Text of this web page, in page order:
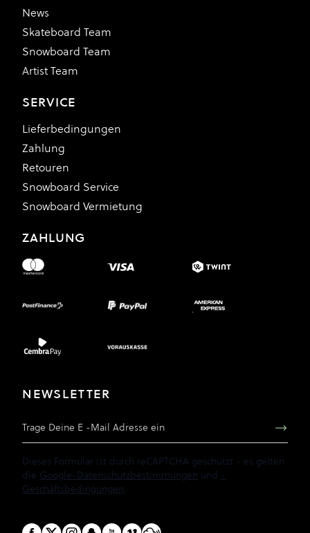
News
Skateboard Team
Snowboard Team
Artist Team
SERVICE
Lieferbedingungen
Zahlung
Retouren
Snowboard Service
Snowboard Vermietung
ZAHLUNG
NEWSLETTER
Dieses Formular ist durch reCAPTCHA geschützt - es gelten
die Google-Datenschutzbestimmungen und -
Geschäftsbedingungen.